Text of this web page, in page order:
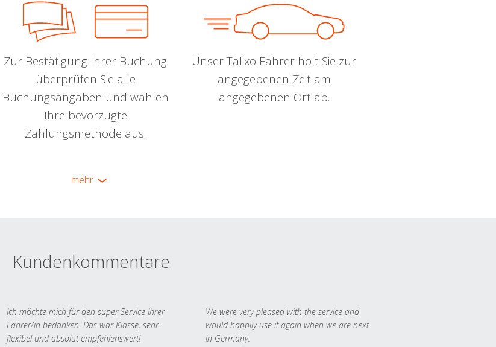
Zur Bestätigung Ihrer Buchung
überprüfen Sie alle
Buchungsangaben und wählen
Ihre bevorzugte
Zahlungsmethode aus.
Unser Talixo Fahrer holt Sie zur
angegebenen Zeit am
angegebenen Ort ab.
mehr
Kundenkommentare
Ich möchte mich für den super Service Ihrer
Fahrer/in bedanken. Das war Klasse, sehr
flexibel und absolut empfehlenswert!
We were very pleased with the service and
would happily use it again when we are next
in Germany.